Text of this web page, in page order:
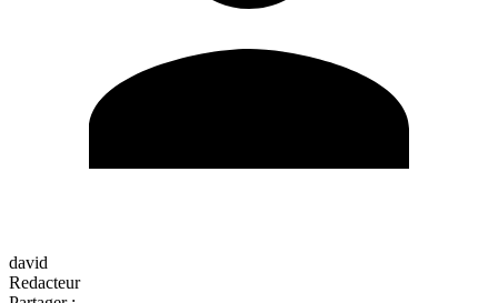
david
Redacteur